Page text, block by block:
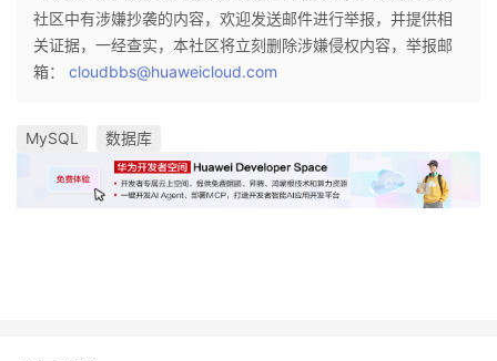
社区中有涉嫌抄袭的内容，欢迎发送邮件进行举报，并提供相
关证据，一经查实，本社区将立刻删除涉嫌侵权内容，举报邮
箱： cloudbbs@huaweicloud.com
MySQL 数据库